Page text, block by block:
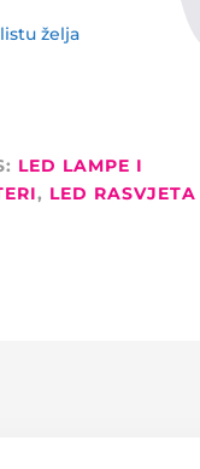
želja
LED LAMPE I
, LED RASVJETA